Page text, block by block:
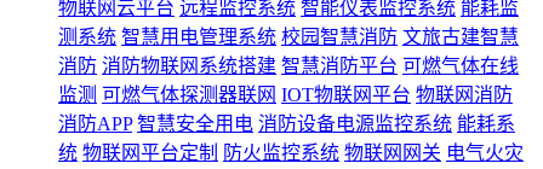
物联网云平台 远程监控系统 智能仪表监控系统 能耗监
测系统 智慧用电管理系统 校园智慧消防 文旅古建智慧
消防 消防物联网系统搭建 智慧消防平台 可燃气体在线
监测 可燃气体探测器联网 IOT物联网平台 物联网消防
消防APP 智慧安全用电 消防设备电源监控系统 能耗系
统 物联网平台定制 防火监控系统 物联网网关 电气火灾